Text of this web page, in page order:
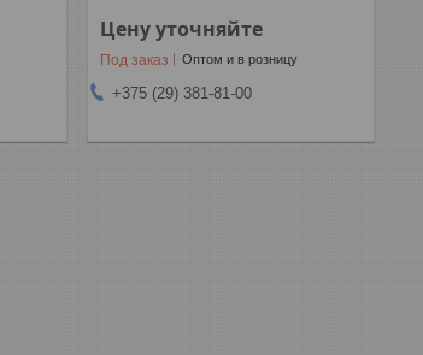
Цену уточняйте
Под заказ Оптом и в розницу
+375 (29) 381-81-00